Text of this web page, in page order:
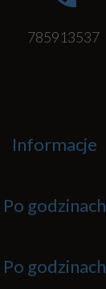
785913537
Informacje
Po godzinach
Po godzinach